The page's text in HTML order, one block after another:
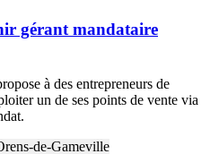
gérant mandataire
à des entrepreneurs de
un de ses points de vente via